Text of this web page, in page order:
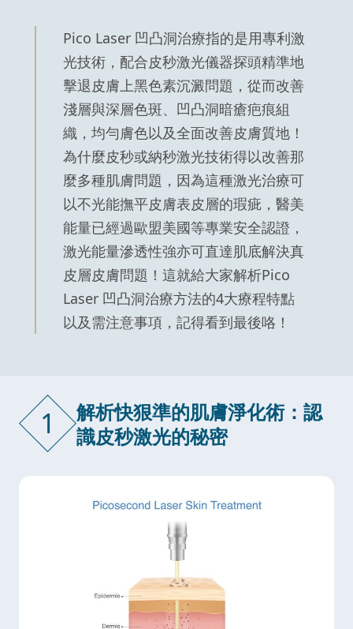
Pico Laser 凹凸洞治療指的是用專利激
光技術，配合皮秒激光儀器探頭精準地
擊退皮膚上黑色素沉澱問題，從而改善
淺層與深層色斑、凹凸洞暗瘡疤痕組
織，均勻膚色以及全面改善皮膚質地！
為什麼皮秒或納秒激光技術得以改善那
麼多種肌膚問題，因為這種激光治療可
以不光能撫平皮膚表皮層的瑕疵，醫美
能量已經過歐盟美國等專業安全認證，
激光能量滲透性強亦可直達肌底解決真
皮層皮膚問題！這就給大家解析Pico
Laser 凹凸洞治療方法的4大療程特點
以及需注意事項，記得看到最後咯！
1
解析快狠準的肌膚淨化術：認
識皮秒激光的秘密